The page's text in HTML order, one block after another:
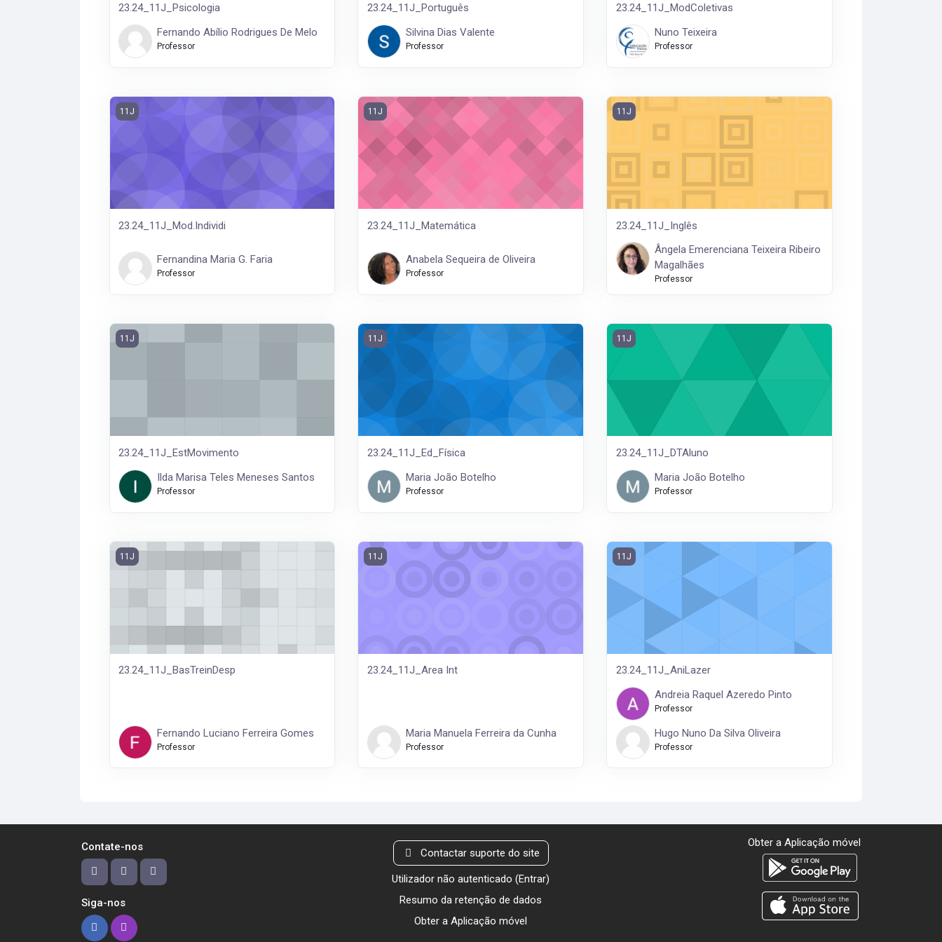
23.24_11J_Psicologia
Fernando Abílio Rodrigues De Melo
Professor
23.24_11J_Português
Silvina Dias Valente
Professor
23.24_11J_ModColetivas
Nuno Teixeira
Professor
23.24_11J_Mod.Individi
11J
23.24_11J_Mod.Individi
Fernandina Maria G. Faria
Professor
23.24_11J_Matemática
11J
23.24_11J_Matemática
Anabela Sequeira de Oliveira
Professor
23.24_11J_Inglês
11J
23.24_11J_Inglês
Ângela Emerenciana Teixeira Ribeiro
Magalhães
Professor
23.24_11J_EstMovimento
11J
23.24_11J_EstMovimento
Ilda Marisa Teles Meneses Santos
Professor
23.24_11J_Ed_Física
11J
23.24_11J_Ed_Física
Maria João Botelho
Professor
23.24_11J_DTAluno
11J
23.24_11J_DTAluno
Maria João Botelho
Professor
23.24_11J_BasTreinDesp
11J
23.24_11J_BasTreinDesp
Fernando Luciano Ferreira Gomes
Professor
23.24_11J_Area Int
11J
23.24_11J_Area Int
Maria Manuela Ferreira da Cunha
Professor
23.24_11J_AniLazer
11J
23.24_11J_AniLazer
Andreia Raquel Azeredo Pinto
Professor
Hugo Nuno Da Silva Oliveira
Professor
Contate-nos
Siga-nos
Contactar suporte do site
Utilizador não autenticado (Entrar)
Resumo da retenção de dados
Obter a Aplicação móvel
Obter a Aplicação móvel